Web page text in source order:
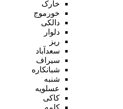
خارک
خورموج
دالکی
دلوار
ریز
سعدآباد
سیراف
شبانکاره
شنبه
عسلویه
کاکی
کلمه